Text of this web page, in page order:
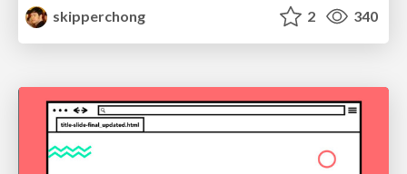
skipperchong
2 340